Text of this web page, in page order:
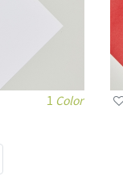
1 Color